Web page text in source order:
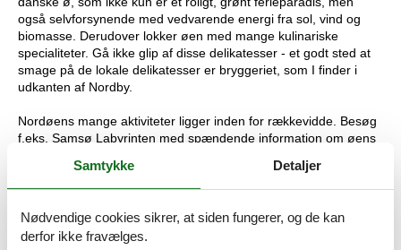
også selvforsynende med vedvarende energi fra sol, vind og
biomasse. Derudover lokker øen med mange kulinariske
specialiteter. Gå ikke glip af disse delikatesser - et godt sted at
smage på de lokale delikatesser er bryggeriet, som I finder i
udkanten af Nordby.
Nordøens mange aktiviteter ligger inden for rækkevidde. Besøg
f.eks. Samsø Labyrinten med spændende information om øens
som den største labyrint i verden! Søholm Operaen ved kirken i
Nordby er også en kulturel attraktion inden for rækkevidde, og
giver oplysninger om øens historie.
Samtykke Detaljer
Nødvendige cookies sikrer, at siden fungerer, og de kan
derfor ikke fravælges.